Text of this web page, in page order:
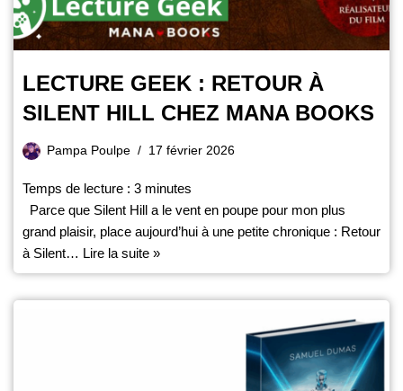
LECTURE GEEK : RETOUR À
SILENT HILL CHEZ MANA BOOKS
Pampa Poulpe 17 février 2026
Temps de lecture : 3 minutes
Parce que Silent Hill a le vent en poupe pour mon plus
grand plaisir, place aujourd’hui à une petite chronique : Retour
à Silent… Lire la suite »